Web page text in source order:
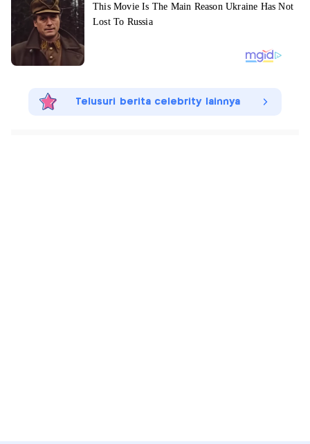
Telusuri berita celebrity lainnya